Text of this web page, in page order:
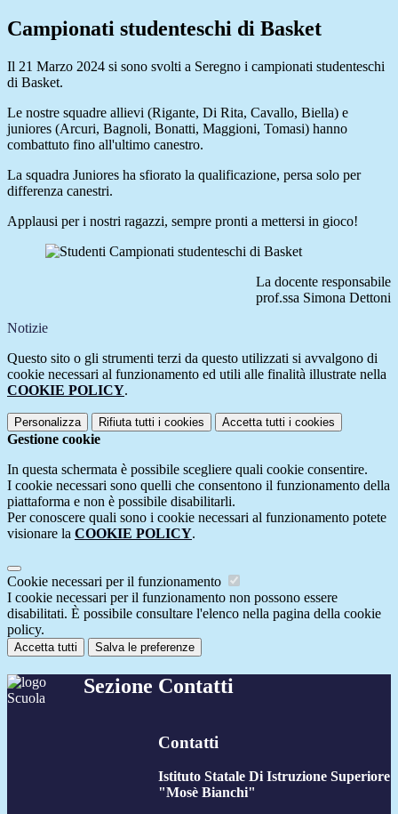
Campionati studenteschi di Basket
Il 21 Marzo 2024 si sono svolti a Seregno i campionati studenteschi
di Basket.
Le nostre squadre allievi (Rigante, Di Rita, Cavallo, Biella) e
juniores (Arcuri, Bagnoli, Bonatti, Maggioni, Tomasi) hanno
combattuto fino all'ultimo canestro.
La squadra Juniores ha sfiorato la qualificazione, persa solo per
differenza canestri.
Applausi per i nostri ragazzi, sempre pronti a mettersi in gioco!
La docente responsabile
prof.ssa Simona Dettoni
Notizie
Questo sito o gli strumenti terzi da questo utilizzati si avvalgono di
cookie necessari al funzionamento ed utili alle finalità illustrate nella
COOKIE POLICY.
Personalizza Rifiuta tutti i cookies Accetta tutti i cookies
Gestione cookie
In questa schermata è possibile scegliere quali cookie consentire.
I cookie necessari sono quelli che consentono il funzionamento della
piattaforma e non è possibile disabilitarli.
Per conoscere quali sono i cookie necessari al funzionamento potete
visionare la COOKIE POLICY.
Cookie necessari per il funzionamento
I cookie necessari per il funzionamento non possono essere
disabilitati. È possibile consultare l'elenco nella pagina della cookie
policy.
Accetta tutti Salva le preferenze
Sezione Contatti
Contatti
Istituto Statale Di Istruzione Superiore
"Mosè Bianchi"